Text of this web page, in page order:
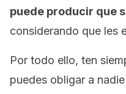
puede producir que
considerando que les
Por todo ello, ten
puedes obligar a